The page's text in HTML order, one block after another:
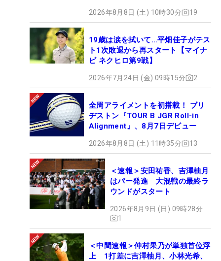
2026年8月8日 (土) 10時30分 19
19歳は涙を拭いて…平畑佳子がテス
ト1次敗退から再スタート【マイナ
ビ ネクヒロ第9戦】
2026年7月24日 (金) 09時15分 2
全周アライメントを初搭載！ ブリ
ヂストン『TOUR B JGR Roll-in
Alignment』、8月7日デビュー
2026年8月8日 (土) 11時35分 13
＜速報＞安田祐香、吉澤柚月
はパー発進 大混戦の最終ラ
ウンドがスタート
2026年8月9日 (日) 09時28分
1
＜中間速報＞仲村果乃が単独首位浮
上 1打差に吉澤柚月、小林光希、